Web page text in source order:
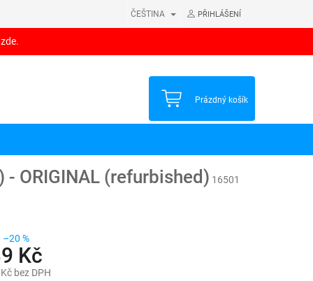
ČEŠTINA PŘIHLÁŠENÍ
NÁKUPNÍ
Prázdný košík
ORIGINAL (refurbished) 16501
–20 %
Kč
bez DPH